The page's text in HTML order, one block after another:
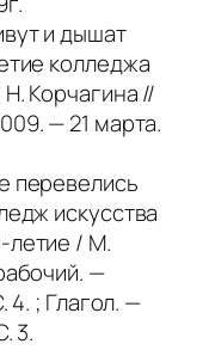
и дышат
колледжа
Корчагина //
— 21 марта.
перевелись
искусства
летие / М.
—
4. ; Глагол. —
3.